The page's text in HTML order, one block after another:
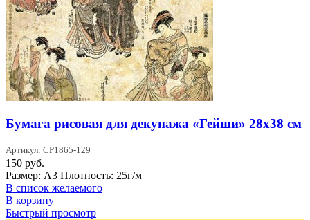
Бумага рисовая для декупажа «Гейши» 28х38 см
Артикул: CP1865-129
150 руб.
Размер: А3 Плотность: 25г/м
В список желаемого
В корзину
Быстрый просмотр